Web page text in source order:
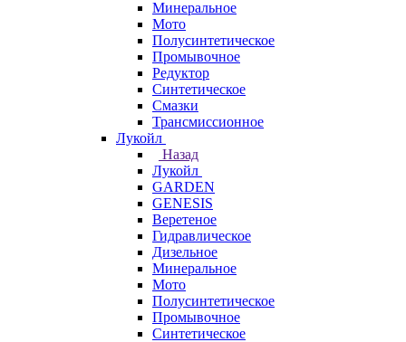
Минеральное
Мото
Полусинтетическое
Промывочное
Редуктор
Синтетическое
Смазки
Трансмиссионное
Лукойл
Назад
Лукойл
GARDEN
GENESIS
Веретеное
Гидравлическое
Дизельное
Минеральное
Мото
Полусинтетическое
Промывочное
Синтетическое